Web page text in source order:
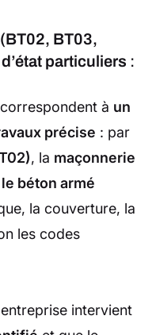
BT03,
particuliers :
correspondent à un
précise : par
, la maçonnerie
béton armé
la couverture, la
les codes
intervient